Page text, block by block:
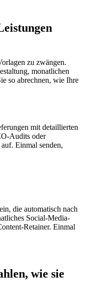
zu zwängen.
monatlichen
so abrechnen, wie Ihre
mit detaillierten
Audits oder
Einmal senden,
die automatisch nach
Social-Media-
Retainer. Einmal
wie sie